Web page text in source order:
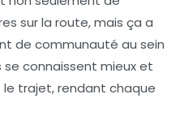
sur la route, mais ça a
de communauté au sein
se connaissent mieux et
trajet, rendant chaque